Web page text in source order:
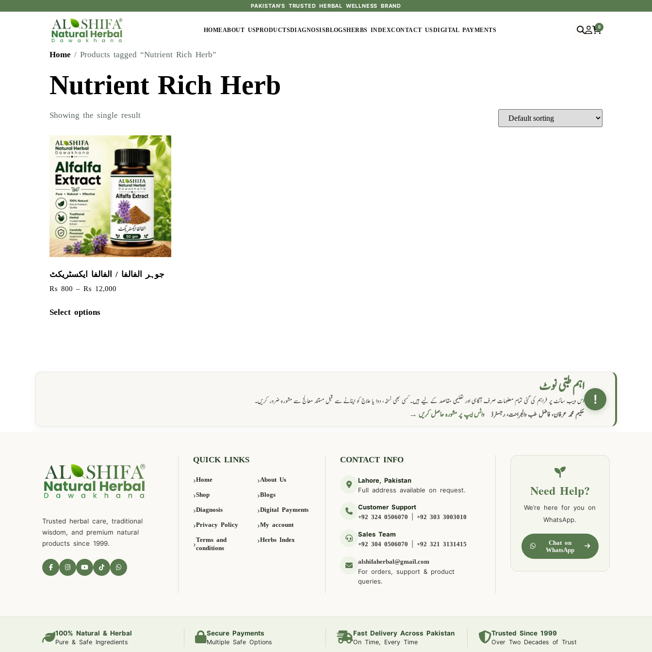
PAKISTAN'S TRUSTED HERBAL WELLNESS BRAND
HOMEABOUT USPRODUCTSDIAGNOSISBLOGSHERBS INDEXCONTACT USDIGITAL PAYMENTS
0
Home / Products tagged “Nutrient Rich Herb”
Nutrient Rich Herb
Showing the single result
جوہر الفالفا / الفالفا ایکسٹریکٹ
₨ 800 – ₨ 12,000
Select options
!
اہم طبی نوٹ
اس ویب سائٹ پر فراہم کی گئی تمام معلومات صرف آگاہی اور تعلیمی مقاصد کے لیے ہیں۔ کسی بھی نسخہ، دوا یا علاج کو اپنانے سے قبل مستند معالج سے مشورہ ضرور کریں۔
حکیم محمد عرفان، فاضل طب والجراحت، رجسٹرڈ واٹس ایپ پر مشورہ حاصل کریں →
Trusted herbal care, traditional
wisdom, and premium natural
products since 1999.
QUICK LINKS
Home About Us
Shop Blogs
Diagnosis Digital Payments
Privacy Policy My account
Terms and
conditions
Herbs Index
CONTACT INFO
Lahore, Pakistan
Full address available on request.
Customer Support
+92 324 0506070 |+92 303 3003010
Sales Team
+92 304 0506070 |+92 321 3131415
alshifaherbal@gmail.com
For orders, support & product
queries.
Need Help?
We’re here for you on
WhatsApp.
Chat on
WhatsApp
100% Natural & Herbal
Pure & Safe Ingredients
Secure Payments
Multiple Safe Options
Fast Delivery Across Pakistan
On Time, Every Time
Trusted Since 1999
Over Two Decades of Trust